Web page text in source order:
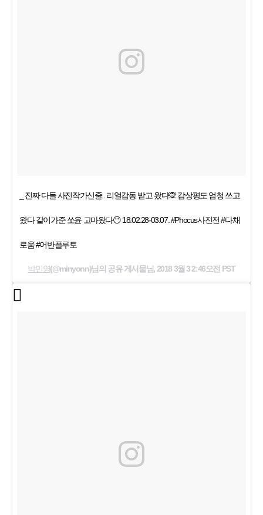
_ 진짜 다들 사진작가신줄.. 리얼감동 받고 왔다🙊 감상평도 엄청 쓰고
왔다 같이가준 쏘윤 고마왔다😶 18.02.28-03.07. #Phocus사진전 #다채
로움 #어반플루토
박민영(@minyonn)님의 공유 게시물님, 2018 3월 3 2:46오전 PST